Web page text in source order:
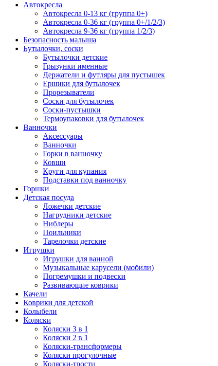
Автокресла
Автокресла 0-13 кг (группа 0+)
Автокресла 0-36 кг (группа 0+/1/2/3)
Автокресла 9-36 кг (группа 1/2/3)
Безопасность малыша
Бутылочки, соски
Бутылочки детские
Грызунки именные
Держатели и футляры для пустышек
Ершики для бутылочек
Прорезыватели
Соски для бутылочек
Соски-пустышки
Термоупаковки для бутылочек
Ванночки
Аксессуары
Ванночки
Горки в ванночку
Ковши
Круги для купания
Подставки под ванночку
Горшки
Детская посуда
Ложечки детские
Нагрудники детские
Ниблеры
Поильники
Тарелочки детские
Игрушки
Игрушки для ванной
Музыкальные карусели (мобили)
Погремушки и подвески
Развивающие коврики
Качели
Коврики для детской
Колыбели
Коляски
Коляски 3 в 1
Коляски 2 в 1
Коляски-трансформеры
Коляски прогулочные
Коляски-трости